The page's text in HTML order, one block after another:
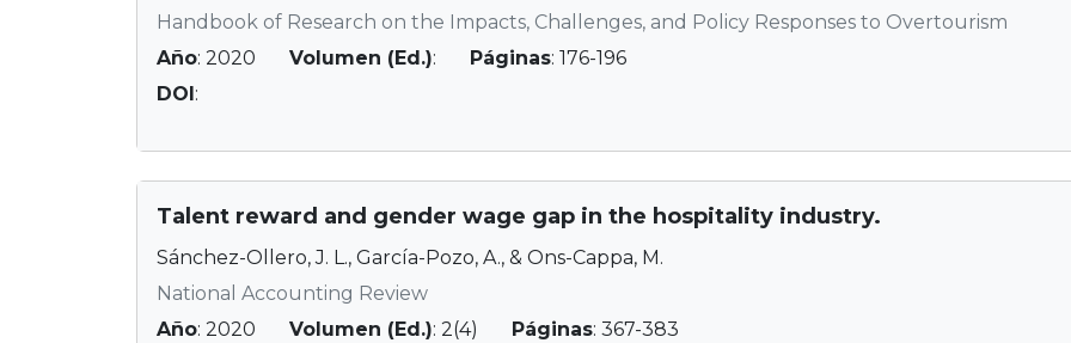
Handbook of Research on the Impacts, Challenges, and Policy Responses to Overtourism
Año: 2020 Volumen (Ed.): Páginas: 176-196
DOI :
Talent reward and gender wage gap in the hospitality industry.
Sánchez-Ollero, J. L., García-Pozo, A., & Ons-Cappa, M.
National Accounting Review
Año: 2020 Volumen (Ed.): 2(4) Páginas: 367-383